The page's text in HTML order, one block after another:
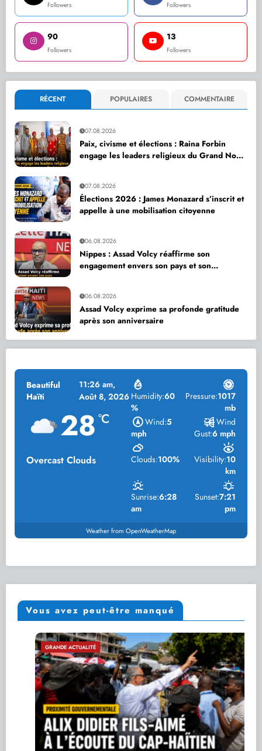
Followers Followers
90
Followers
13
Followers
RÉCENT POPULAIRES COMMENTAIRE
07.08.2026
Paix, civisme et élections : Raina Forbin
engage les leaders religieux du Grand Nord
07.08.2026
Élections 2026 : James Monazard s’inscrit et
appelle à une mobilisation citoyenne
06.08.2026
Nippes : Assad Volcy réaffirme son
engagement envers son pays et son
06.08.2026
Assad Volcy exprime sa profonde gratitude
après son anniversaire
Beautiful
Haïti
11:26 am,
Août 8, 2026
28 °C
Overcast Clouds
Humidity:60
%
Pressure:1017
mb
Wind:5
mph
Wind
Gust:6 mph
Clouds:100% Visibility:10
km
Sunrise:6:28
am
Sunset:7:21
pm
Weather from OpenWeatherMap
Vous avez peut-être manqué
GRANDE ACTUALITÉ